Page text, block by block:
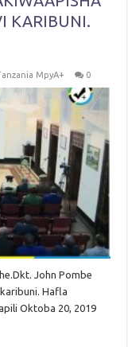
KARIBUNI.
MpyA+ 0
John Pombe
Hafla
Oktoba 20, 2019